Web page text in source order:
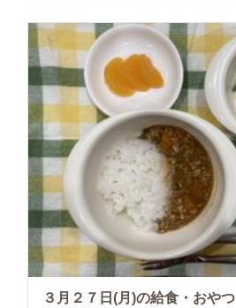
３月２７日(月)の給食・おやつ